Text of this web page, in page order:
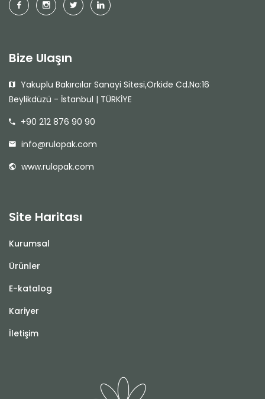
Bize Ulaşın
Yakuplu Bakırcılar Sanayi Sitesi,Orkide Cd.No:16
Beylikdüzü - İstanbul | TÜRKİYE
+90 212 876 90 90
info@rulopak.com
www.rulopak.com
Site Haritası
Kurumsal
Ürünler
E-katalog
Kariyer
İletişim